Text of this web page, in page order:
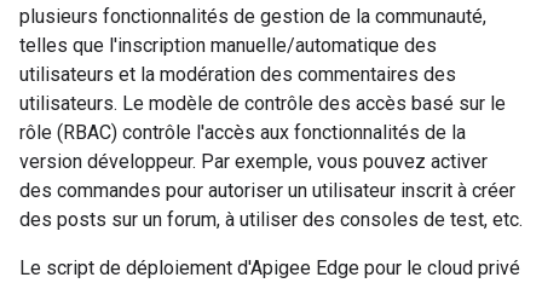
plusieurs fonctionnalités de gestion de la communauté,
telles que l'inscription manuelle/automatique des
utilisateurs et la modération des commentaires des
utilisateurs. Le modèle de contrôle des accès basé sur le
rôle (RBAC) contrôle l'accès aux fonctionnalités de la
version développeur. Par exemple, vous pouvez activer
des commandes pour autoriser un utilisateur inscrit à créer
des posts sur un forum, à utiliser des consoles de test, etc.
Le script de déploiement d'Apigee Edge pour le cloud privé